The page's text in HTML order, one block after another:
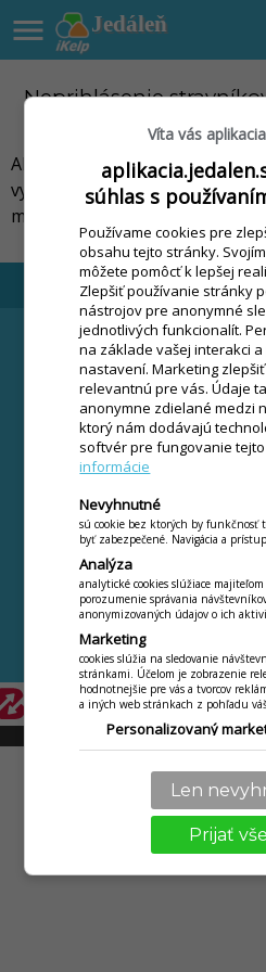
Jedáleň

Neprihlásenie
Aby ste nemuseli pri
vynechávať prázdninové, alebo
môžete si tieto dni definovať
FUNKCIE
Čipový systém
Stravný list
Výkaz stravovaných
osôb
Obratová súpiska
Webová jedáleň
Jedálny lístok na
Internete ZDARMA
Víta vás
súhlas s
Používame cookies pre
obsahu tejto stránky.
môžete pomôcť k lepšej
Zlepšiť používanie stránky
nástrojov pre anonymné
jednotlivých funkcionalít.
na základe vašej interakci
nastavení. Marketing
relevantnú pre vás. Údaje
anonymne zdielané medzi
ktorý nám dodávajú
softvér pre fungovanie
informácie
Nevyhnutné
sú cookie bez ktorých by funkčnosť
byť zabezpečené. Navigácia a
Analýza
analytické cookies slúžiace
porozumenie správania
anonymizovaných údajov o ich
Marketing
cookies slúžia na sledovanie
stránkami. Účelom je zobrazenie
hodnotnejšie pre vás a tvorcov
a iných web stránkach z pohľadu
Personalizovaný
používanie služieb a nastavení len
komunikácia textová s
Len
Prijať
© 2009 - 2026 Abiset s.r.o. |